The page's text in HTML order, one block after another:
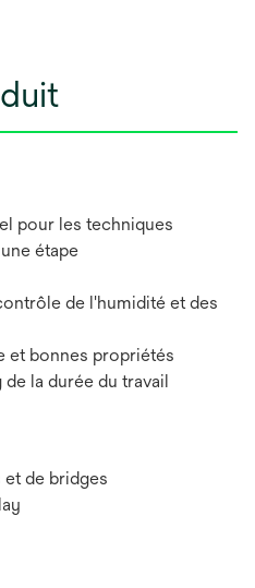
pour les techniques
étape
de l'humidité et des
et bonnes propriétés
la durée du travail
de bridges